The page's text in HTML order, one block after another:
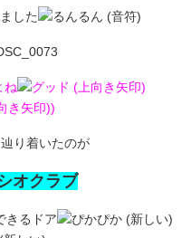
した
ね
)
り着いたのが
オクラブ
きるドア